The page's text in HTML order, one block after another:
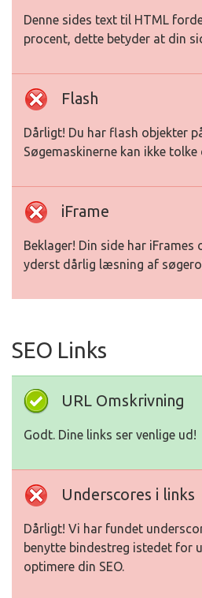
Denne sides text til HTML
procent, dette betyder at din
Flash
Dårligt! Du har flash objekter
Søgemaskinerne kan ikke tolke
iFrame
Beklager! Din side har
yderst dårlig læsning af
SEO Links
URL Omskrivning
Godt. Dine links ser venlige ud!
Underscores i links
Dårligt! Vi har fundet
benytte bindestreg istedet for
optimere din SEO.